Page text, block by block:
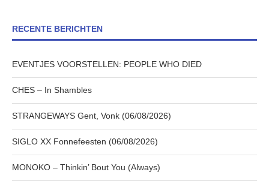
RECENTE BERICHTEN
EVENTJES VOORSTELLEN: PEOPLE WHO DIED
CHES – In Shambles
STRANGEWAYS Gent, Vonk (06/08/2026)
SIGLO XX Fonnefeesten (06/08/2026)
MONOKO – Thinkin’ Bout You (Always)